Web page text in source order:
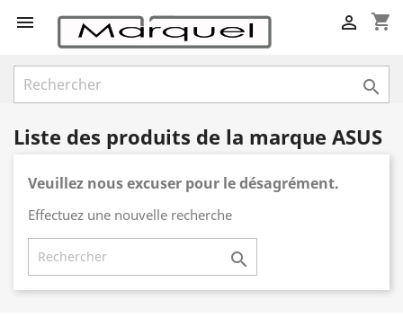
 shopping_cart


Liste des produits de la marque ASUS
Veuillez nous excuser pour le désagrément.
Effectuez une nouvelle recherche
